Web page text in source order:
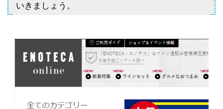
いきましょう。